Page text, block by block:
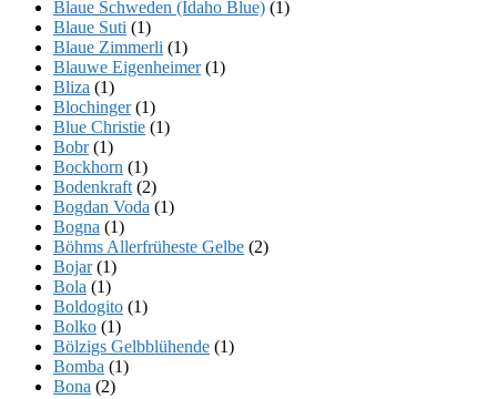
Blaue Schweden (Idaho Blue) (1)
Blaue Suti (1)
Blaue Zimmerli (1)
Blauwe Eigenheimer(1)
Bliza (1)
Blochinger(1)
Blue Christie (1)
Bobr(1)
Bockhorn (1)
Bodenkraft (2)
Bogdan Voda (1)
Bogna (1)
Böhms Allerfrüheste Gelbe (2)
Bojar(1)
Bola (1)
Boldogito (1)
Bolko (1)
Bölzigs Gelbblühende (1)
Bomba (1)
Bona (2)